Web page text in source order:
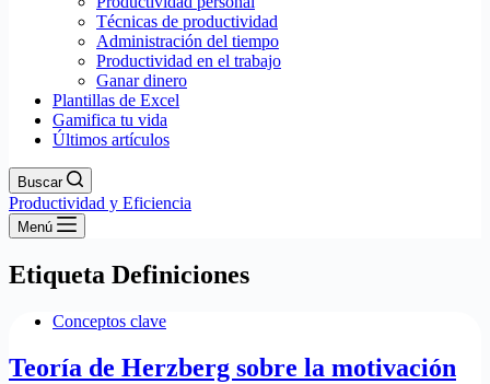
Técnicas de productividad
Administración del tiempo
Productividad en el trabajo
Ganar dinero
Plantillas de Excel
Gamifica tu vida
Últimos artículos
Buscar
Productividad y Eficiencia
Menú
Etiqueta Definiciones
Conceptos clave
Teoría de Herzberg sobre la motivación